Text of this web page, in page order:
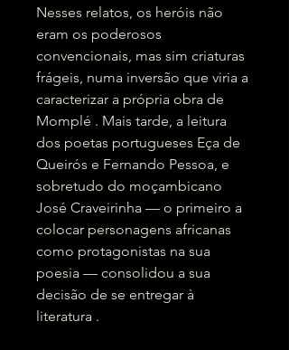
Nesses relatos, os heróis não
eram os poderosos
convencionais, mas sim criaturas
frágeis, numa inversão que viria a
caracterizar a própria obra de
Momplé . Mais tarde, a leitura
dos poetas portugueses Eça de
Queirós e Fernando Pessoa, e
sobretudo do moçambicano
José Craveirinha — o primeiro a
colocar personagens africanas
como protagonistas na sua
poesia — consolidou a sua
decisão de se entregar à
literatura .